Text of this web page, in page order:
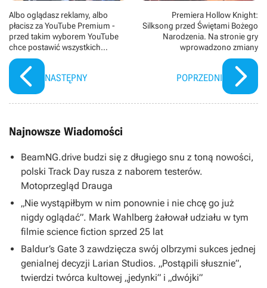
Albo oglądasz reklamy, albo
płacisz za YouTube Premium -
przed takim wyborem YouTube
chce postawić wszystkich
swoich użytkowników
NASTĘPNY
Premiera Hollow Knight:
Silksong przed Świętami Bożego
Narodzenia. Na stronie gry
wprowadzono zmiany
POPRZEDNI
Najnowsze Wiadomości
BeamNG.drive budzi się z długiego snu z toną nowości,
polski Track Day rusza z naborem testerów.
Motoprzegląd Drauga
„Nie wystąpiłbym w nim ponownie i nie chcę go już
nigdy oglądać”. Mark Wahlberg żałował udziału w tym
filmie science fiction sprzed 25 lat
Baldur’s Gate 3 zawdzięcza swój olbrzymi sukces jednej
genialnej decyzji Larian Studios. „Postąpili słusznie”,
twierdzi twórca kultowej „jedynki” i „dwójki”